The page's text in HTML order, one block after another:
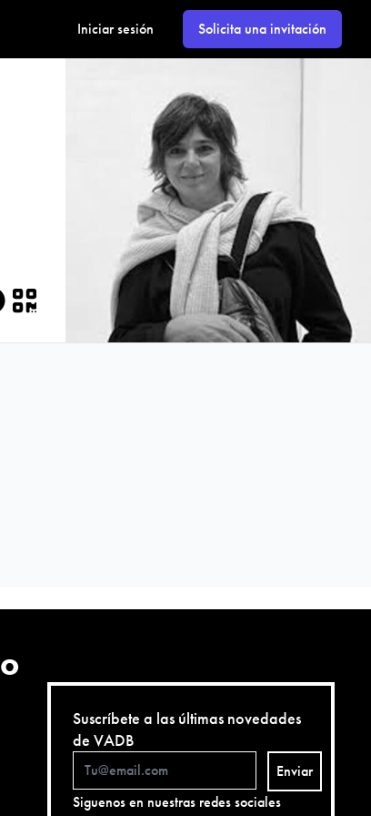
Iniciar sesión Solicita una invitación
Suscríbete a las últimas novedades
de VADB
Enviar
Siguenos en nuestras redes sociales